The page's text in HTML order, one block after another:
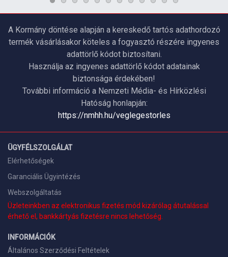
A Kormány döntése alapján a kereskedő tartós adathordozó
termék vásárlásakor köteles a fogyasztó részére ingyenes
adattörlő kódot biztosítani.
Használja az ingyenes adattörlő kódot adatainak
biztonsága érdekében!
További információ a Nemzeti Média- és Hírközlési
Hatóság honlapján:
https://nmhh.hu/veglegestorles
ÜGYFÉLSZOLGÁLAT
Elérhetőségek
Garanciális Ügyintézés
Webszolgáltatás
Üzleteinkben az elektronikus fizetés mód kizárólag átutalással
érhető el, bankkártyás fizetésre nincs lehetőség.
INFORMÁCIÓK
Általános Szerződési Feltételek